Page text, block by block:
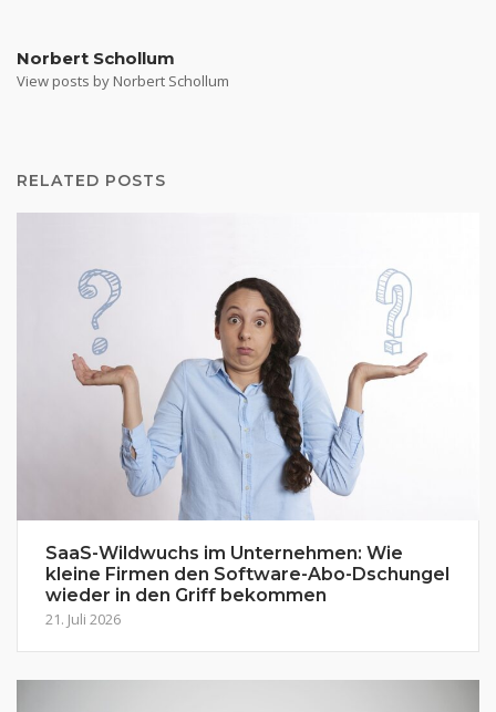
Norbert Schollum
View posts by Norbert Schollum
RELATED POSTS
SaaS-Wildwuchs im Unternehmen: Wie
kleine Firmen den Software-Abo-Dschungel
wieder in den Griff bekommen
21. Juli 2026